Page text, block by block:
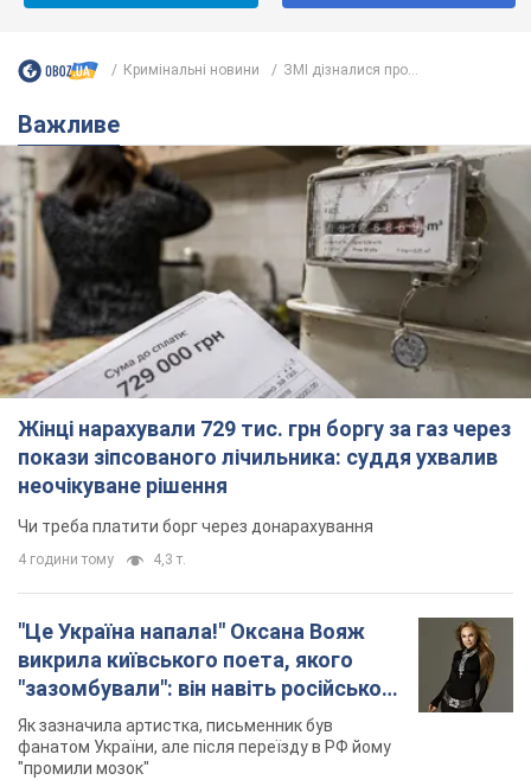
Кримінальні новини ЗМІ дізналися про...
Важливе
Жінці нарахували 729 тис. грн боргу за газ через
покази зіпсованого лічильника: суддя ухвалив
неочікуване рішення
Чи треба платити борг через донарахування
4 години тому 4,3 т.
"Це Україна напала!" Оксана Вояж
викрила київського поета, якого
"зазомбували": він навіть російської
не знав, а тепер хоче геноциду
українців
Як зазначила артистка, письменник був
фанатом України, але після переїзду в РФ йому
"промили мозок"